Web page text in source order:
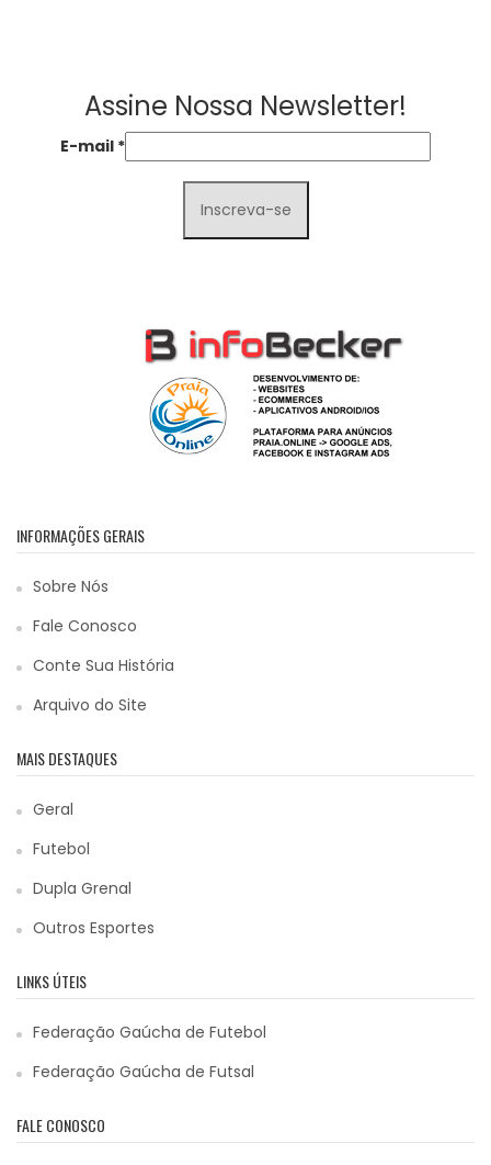
Assine Nossa Newsletter!
E-mail *
INFORMAÇÕES GERAIS
Sobre Nós
Fale Conosco
Conte Sua História
Arquivo do Site
MAIS DESTAQUES
Geral
Futebol
Dupla Grenal
Outros Esportes
LINKS ÚTEIS
Federação Gaúcha de Futebol
Federação Gaúcha de Futsal
FALE CONOSCO